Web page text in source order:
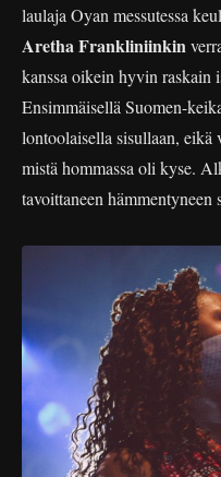
laulaja Oyan messutessa
Aretha Frankliniinkin
kanssa oikein hyvin raskain
Ensimmäisellä Suomen-
lontoolaisella sisullaan, eikä
mistä hommassa oli kyse.
tavoittaneen hämmentyneen